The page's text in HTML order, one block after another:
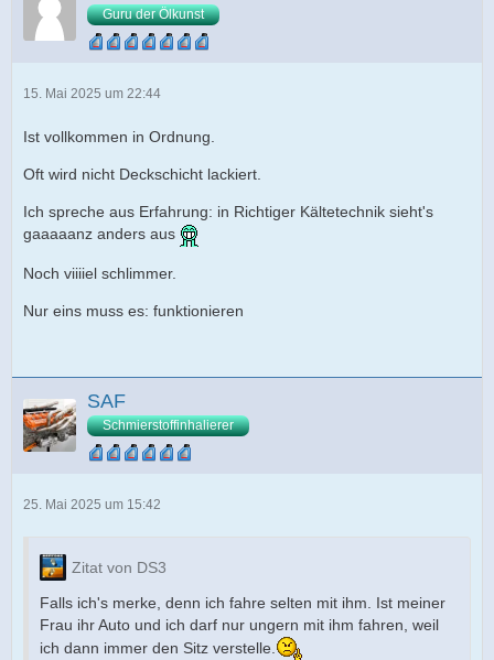
Guru der Ölkunst
15. Mai 2025 um 22:44
Ist vollkommen in Ordnung.
Oft wird nicht Deckschicht lackiert.
Ich spreche aus Erfahrung: in Richtiger Kältetechnik sieht's
gaaaaanz anders aus
Noch viiiiel schlimmer.
Nur eins muss es: funktionieren
SAF
Schmierstoffinhalierer
25. Mai 2025 um 15:42
Zitat von DS3
Falls ich's merke, denn ich fahre selten mit ihm. Ist meiner
Frau ihr Auto und ich darf nur ungern mit ihm fahren, weil
ich dann immer den Sitz verstelle.